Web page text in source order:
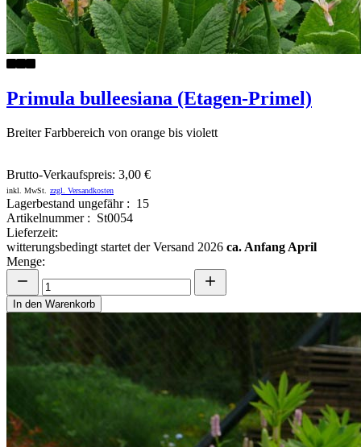
Primula bulleesiana (Etagen-Primel)
Breiter Farbbereich von orange bis violett
Brutto-Verkaufspreis: 3,00 €
inkl. MwSt. zzgl. Versandkosten
Lagerbestand ungefähr : 15
Artikelnummer : St0054
Lieferzeit:
witterungsbedingt startet der Versand 2026 ca. Anfang April
Menge:
In den Warenkorb